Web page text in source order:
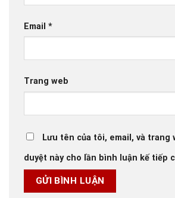
Email *
Trang web
Lưu tên của tôi, email, và
duyệt này cho lần bình luận kế tiếp